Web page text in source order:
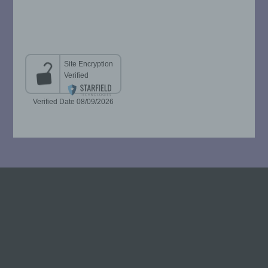
h) Auftragsverarbeiter
Auftragsverarbeiter ist eine natürliche oder